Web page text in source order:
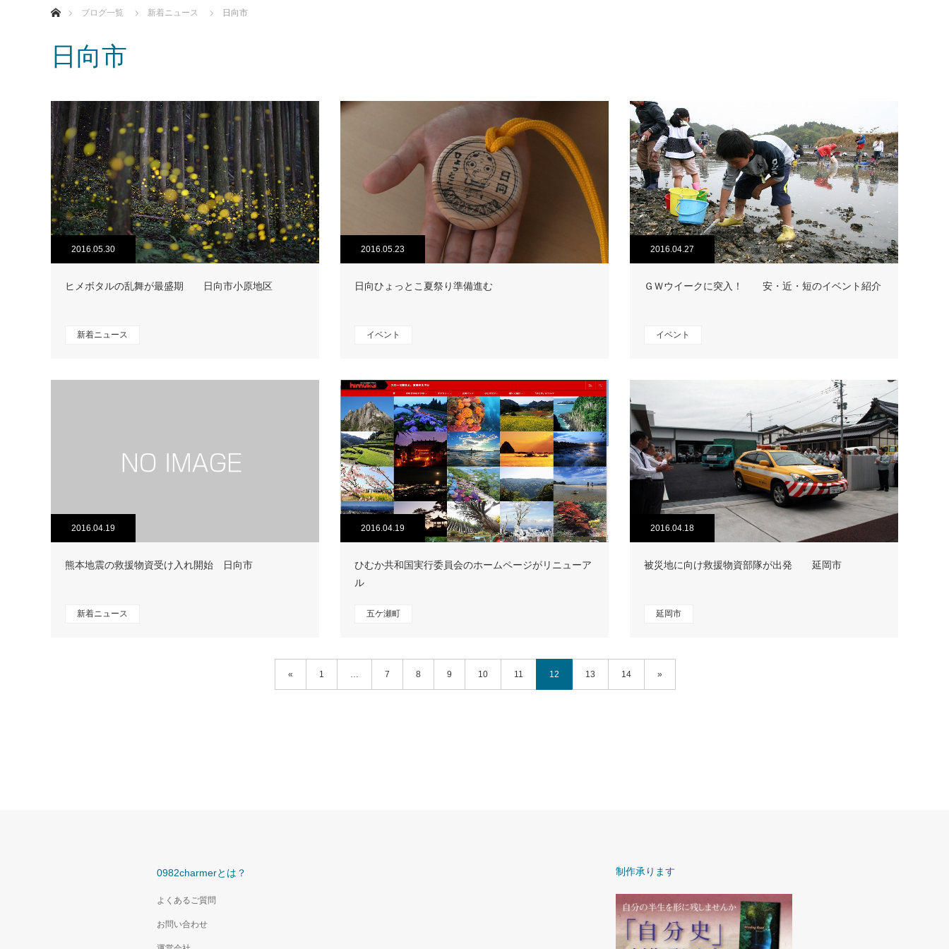
ブログ一覧
新着ニュース 日向市
日向市
2016.05.30
ヒメボタルの乱舞が最盛期 日向市小原地区
新着ニュース
2016.05.23
日向ひょっとこ夏祭り準備進む
イベント
2016.04.27
ＧＷウイークに突入！ 安・近・短のイベント紹介
イベント
2016.04.19
熊本地震の救援物資受け入れ開始 日向市
新着ニュース
2016.04.19
ひむか共和国実行委員会のホームページがリニューア
ル
五ケ瀬町
2016.04.18
被災地に向け救援物資部隊が出発 延岡市
延岡市
« 1 … 7 8 9 10 11 12 13 14 »
0982charmerとは？
よくあるご質問
お問い合わせ
制作承ります